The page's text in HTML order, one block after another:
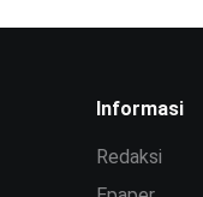
Informasi
Redaksi